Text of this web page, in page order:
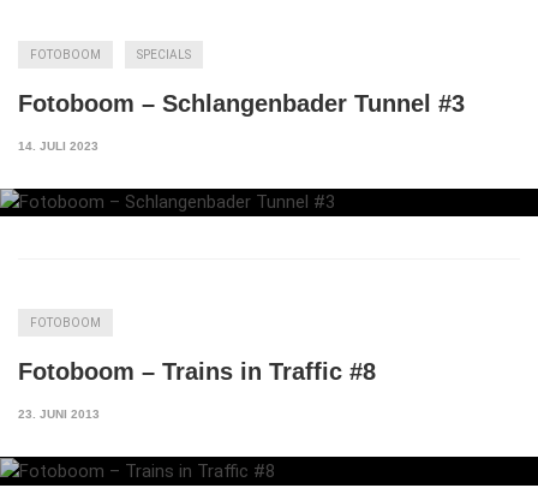
FOTOBOOM SPECIALS
Fotoboom – Schlangenbader Tunnel #3
14. JULI 2023
FOTOBOOM
Fotoboom – Trains in Traffic #8
23. JUNI 2013